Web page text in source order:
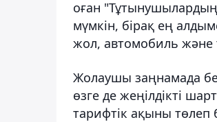
оған
мүмкін, бірақ ең
жол, автомобиль және
Жолаушы заңнамада
өзге де жеңілдікті
тарифтік ақыны төлеп